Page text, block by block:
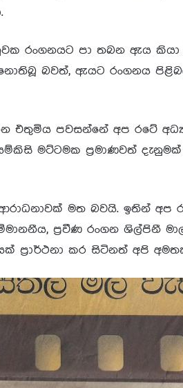
රංගනයට පා තබන ඇය
නොතිබූ බවත්, ඇයට රංගනය
එතුමිය පවසන්නේ අප රටේ
මට්ටමක ප්‍රමාණවත්
මත බවයි. ඉතින් අප
ප්‍රවීණ රංගන ශිල්පිනී
ප්‍රාර්ථනා කර සිටිනත් අපි